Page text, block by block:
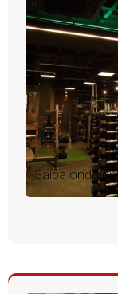
Saiba onde